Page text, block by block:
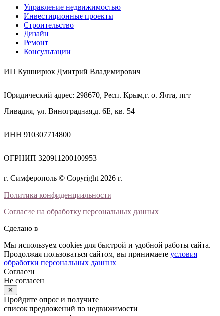
Управление недвижимостью
Инвестиционные проекты
Строительство
Дизайн
Ремонт
Консультации
ИП Кушнирюк Дмитрий Владимирович
Юридический адрес: 298670, Респ. Крым,г. о. Ялта, пгт
Ливадия, ул. Виноградная,д. 6Е, кв. 54
ИНН 910307714800
ОГРНИП 320911200100953
г. Симферополь © Copyright 2026 г.
Политика конфиденциальности
Согласие на обработку персональных данных
Сделано в
Мы используем cookies для быстрой и удобной работы сайта.
Продолжая пользоваться сайтом, вы принимаете условия
обработки персональных данных
Согласен
Не согласен
✕
Пройдите опрос и получите
список предложений по недвижимости